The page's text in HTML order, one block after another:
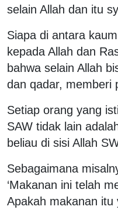
selain Allah dan itu
Siapa di antara
kepada Allah dan
bahwa selain Allah
dan qadar, memberi
Setiap orang yang
SAW tidak lain
beliau di sisi Allah
Sebagaimana
‘Makanan ini telah
Apakah makanan itu